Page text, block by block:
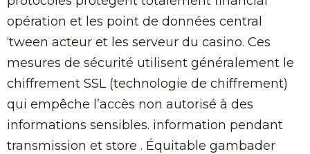
opération et les point de données central
‘tween acteur et les serveur du casino. Ces
mesures de sécurité utilisent généralement le
chiffrement SSL (technologie de chiffrement)
qui empêche l’accès non autorisé à des
informations sensibles. information pendant
transmission et store . Équitable gambader